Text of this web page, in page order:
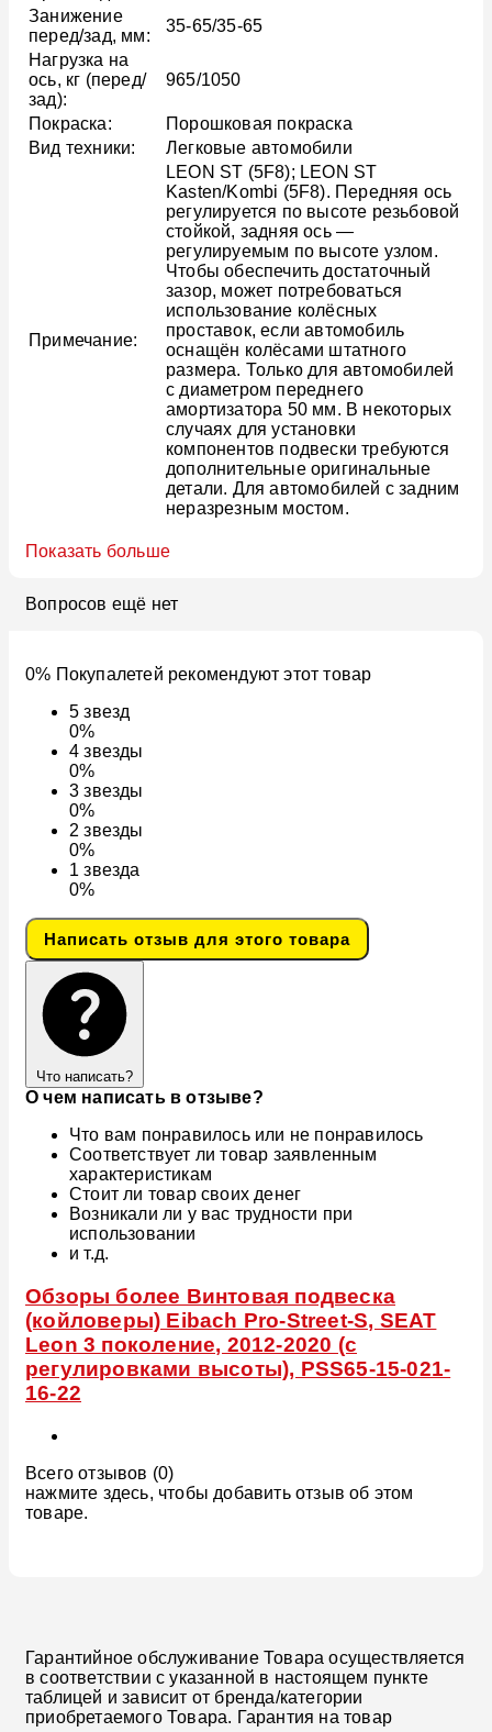
Занижение
перед/зад, мм:
35-65/35-65
Нагрузка на
ось, кг (перед/
зад):
965/1050
Покраска:
Порошковая покраска
Вид техники:
Легковые автомобили
Примечание:
LEON ST (5F8); LEON ST
Kasten/Kombi (5F8). Передняя ось
регулируется по высоте резьбовой
стойкой, задняя ось —
регулируемым по высоте узлом.
Чтобы обеспечить достаточный
зазор, может потребоваться
использование колёсных
проставок, если автомобиль
оснащён колёсами штатного
размера. Только для автомобилей
с диаметром переднего
амортизатора 50 мм. В некоторых
случаях для установки
компонентов подвески требуются
дополнительные оригинальные
детали. Для автомобилей с задним
неразрезным мостом.
Показать больше
Вопросов ещё нет
0% Покупалетей рекомендуют этот товар
5звезд
0%
4звезды
0%
3звезды
0%
2звезды
0%
1звезда
0%
Написать отзыв для этого товара
Что написать?
О чем написать в отзыве?
Что вам понравилось или не понравилось
Соответствует ли товар заявленным
характеристикам
Стоит ли товар своих денег
Возникали ли у вас трудности при
использовании
и т.д.
Обзоры более Винтовая подвеска
(койловеры) Eibach Pro-Street-S, SEAT
Leon 3 поколение, 2012-2020 (с
регулировками высоты), PSS65-15-021-
16-22
Всего отзывов (0)
нажмите здесь, чтобы добавить отзыв об этом
товаре.
Гарантийное обслуживание Товара осуществляется
в соответствии с указанной в настоящем пункте
таблицей и зависит от бренда/категории
приобретаемого Товара. Гарантия на товар